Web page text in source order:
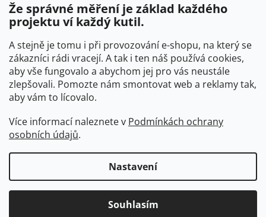
Že správné měření je základ každého
projektu ví každý kutil.
A stejně je tomu i při provozování e-shopu, na který se
zákazníci rádi vracejí. A tak i ten náš používá cookies,
aby vše fungovalo a abychom jej pro vás neustále
zlepšovali. Pomozte nám smontovat web a reklamy tak,
aby vám to lícovalo.
Více informací naleznete v Podmínkách ochrany
osobních údajů.
Nastavení
Souhlasím
Po - Čt
06:00 - 07:00
07:30 - 15:30
Pá
06:00 - 07:00
07:30 - 15:00
So
07:00 - 10:00
Ne
zavřeno
Upravit nastavení cookies